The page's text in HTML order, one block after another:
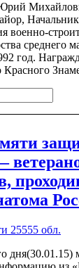
военно-
среднего
год.
Красного
дня(30.01.15)